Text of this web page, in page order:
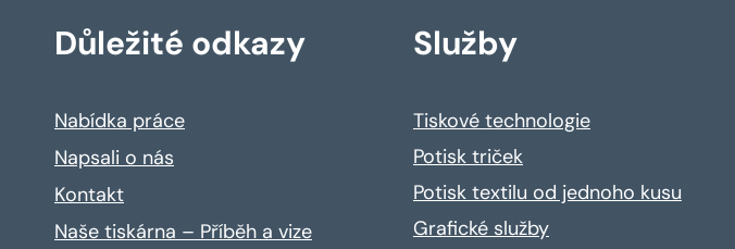
Důležité odkazy
Nabídka práce
Napsali o nás
Kontakt
Naše tiskárna – Příběh a vize
Služby
Tiskové technologie
Potisk triček
Potisk textilu od jednoho kusu
Grafické služby